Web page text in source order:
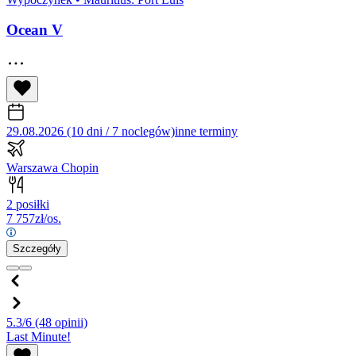
Ocean V
29.08.2026 (10 dni / 7 noclegów)inne terminy
Warszawa Chopin
2 posiłki
7 757zł/os.
Szczegóły
5.3/6 (48 opinii)
Last Minute!